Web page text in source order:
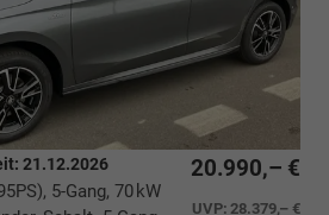
20.990,– €
UVP:28.379,– €
21.12.2026
5-Gang, 70 kW